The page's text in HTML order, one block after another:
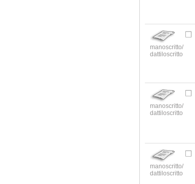
manoscritto/
dattiloscritto
manoscritto/
dattiloscritto
manoscritto/
dattiloscritto